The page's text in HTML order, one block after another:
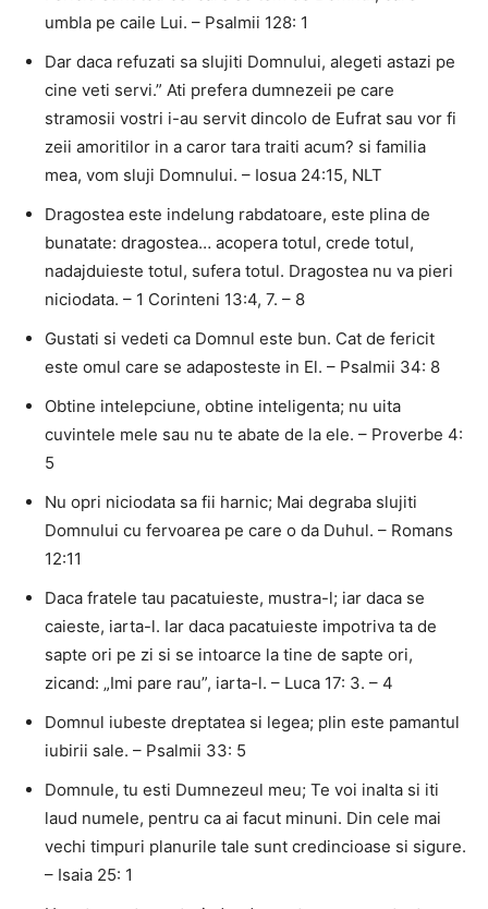
umbla pe caile Lui. – Psalmii 128: 1
Dar daca refuzati sa slujiti Domnului, alegeti astazi pe
cine veti servi.” Ati prefera dumnezeii pe care
stramosii vostri i-au servit dincolo de Eufrat sau vor fi
zeii amoritilor in a caror tara traiti acum? si familia
mea, vom sluji Domnului. – Iosua 24:15, NLT
Dragostea este indelung rabdatoare, este plina de
bunatate: dragostea… acopera totul, crede totul,
nadajduieste totul, sufera totul. Dragostea nu va pieri
niciodata. – 1 Corinteni 13:4, 7. – 8
Gustati si vedeti ca Domnul este bun. Cat de fericit
este omul care se adaposteste in El. – Psalmii 34: 8
Obtine intelepciune, obtine inteligenta; nu uita
cuvintele mele sau nu te abate de la ele. – Proverbe 4:
5
Nu opri niciodata sa fii harnic; Mai degraba slujiti
Domnului cu fervoarea pe care o da Duhul. – Romans
12:11
Daca fratele tau pacatuieste, mustra-l; iar daca se
caieste, iarta-l. Iar daca pacatuieste impotriva ta de
sapte ori pe zi si se intoarce la tine de sapte ori,
zicand: „Imi pare rau”, iarta-l. – Luca 17: 3. – 4
Domnul iubeste dreptatea si legea; plin este pamantul
iubirii sale. – Psalmii 33: 5
Domnule, tu esti Dumnezeul meu; Te voi inalta si iti
laud numele, pentru ca ai facut minuni. Din cele mai
vechi timpuri planurile tale sunt credincioase si sigure.
– Isaia 25: 1